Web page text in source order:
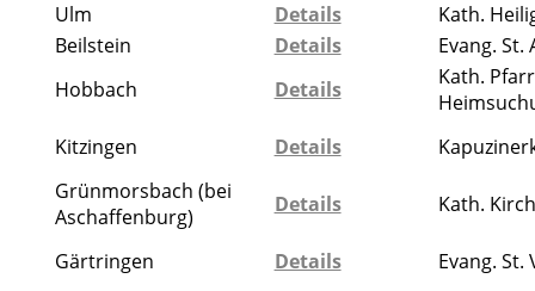
Ulm
Details
Kath.
Beilstein
Details
Evang. St.
Hobbach
Details
Kath.
Kitzingen
Details
Grünmorsbach (bei
Aschaffenburg)
Details Kath.
Gärtringen Details
Evang. St.